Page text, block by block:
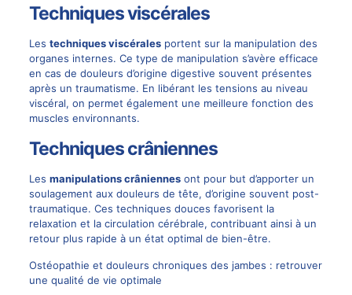
Techniques viscérales
Les techniques viscéralesportent sur la manipulation des
organes internes. Ce type de manipulation s’avère efficace
en cas de douleurs d’origine digestive souvent présentes
après un traumatisme. En libérant les tensions au niveau
viscéral, on permet également une meilleure fonction des
muscles environnants.
Techniques crâniennes
Les manipulations crâniennesont pour but d’apporter un
soulagement aux douleurs de tête, d’origine souvent post-
traumatique. Ces techniques douces favorisent la
relaxation et la circulation cérébrale, contribuant ainsi à un
retour plus rapide à un état optimal de bien-être.
Ostéopathie et douleurs chroniques des jambes : retrouver
une qualité de vie optimale